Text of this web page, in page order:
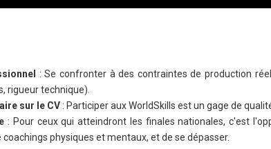
: Se confronter à des contraintes de production
rigueur technique).
sur le CV : Participer aux WorldSkills est un gage de
: Pour ceux qui atteindront les finales nationales, c'est
physiques et mentaux, et de se dépasser.